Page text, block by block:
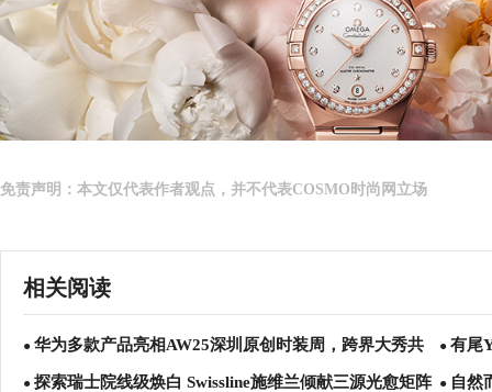
免责声明：本文仅代表作者观点，并不代表COSMO时尚网立场
相关阅读
● 华为多款产品亮相AW25深圳原创时装周，跨界大秀共
启时尚科技美学新潮流
● 有尾
● 探索瑞士院线级焕白 Swissline施维兰倾献三源光愈矩阵 ● 自然